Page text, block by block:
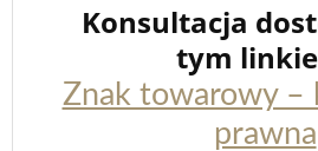
Konsultacja
tym
Znak towarowy –
prawna